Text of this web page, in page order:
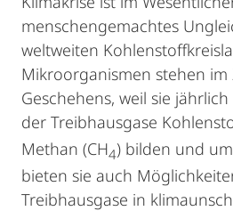
menschengemachtes
weltweiten
Mikroorganismen stehen im
Geschehens, weil sie
der Treibhausgase
Methan (CH4) bilden und
bieten sie auch
Treibhausgase in